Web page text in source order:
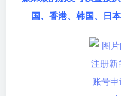
国、香港、韩国、日